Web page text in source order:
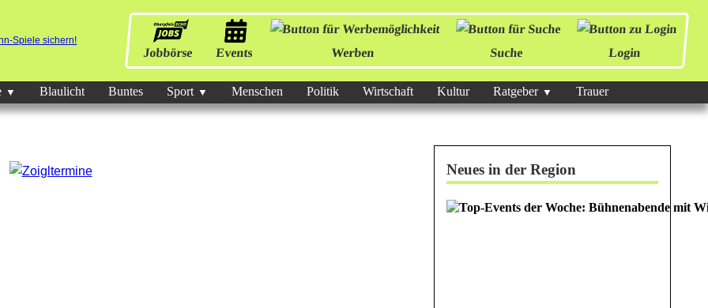
Jobbörse Events Werben Suche Login
Blaulicht Buntes Sport Menschen Politik Wirtschaft Kultur Ratgeber Trauer
Neues in der Region